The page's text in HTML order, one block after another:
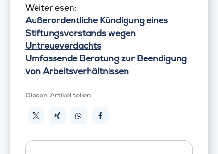
Weiterlesen:
Außerordentliche Kündigung eines
Stiftungsvorstands wegen
Untreueverdachts
Umfassende Beratung zur Beendigung
von Arbeitsverhältnissen
Diesen Artikel teilen